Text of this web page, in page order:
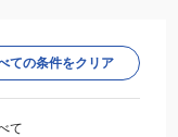
ての条件をクリア
て